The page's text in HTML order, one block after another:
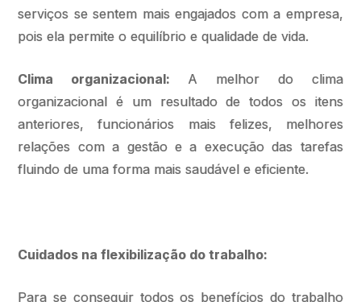
serviços se sentem mais engajados com a empresa,
pois ela permite o equilíbrio e qualidade de vida.
Clima organizacional: A melhor do clima
organizacional é um resultado de todos os itens
anteriores, funcionários mais felizes, melhores
relações com a gestão e a execução das tarefas
fluindo de uma forma mais saudável e eficiente.
Cuidados na flexibilização do trabalho:
Para se conseguir todos os benefícios do trabalho